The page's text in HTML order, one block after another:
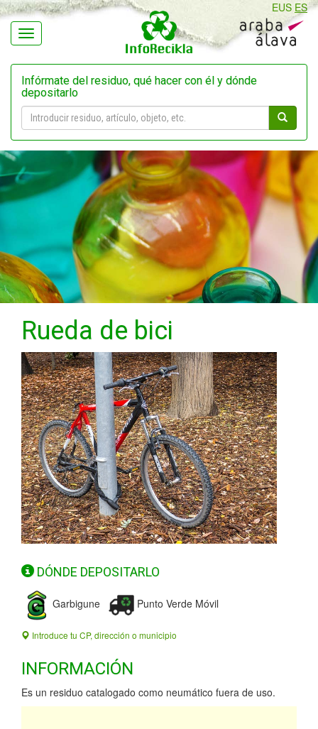
Navegación
EUS ES
Infórmate del residuo, qué hacer con él y dónde
depositarlo
Rueda de bici
DÓNDE DEPOSITARLO
Garbigune Punto Verde Móvil
Introduce tu CP, dirección o municipio
INFORMACIÓN
Es un residuo catalogado como neumático fuera de uso.